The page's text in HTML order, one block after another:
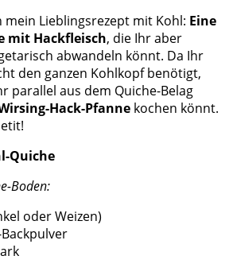
mein Lieblingsrezept mit Kohl: Eine
mit Hackfleisch, die Ihr aber
abwandeln könnt. Da Ihr
den ganzen Kohlkopf benötigt,
parallel aus dem Quiche-Belag
Hack-Pfanne kochen könnt.
Quiche
Boden:
oder Weizen)